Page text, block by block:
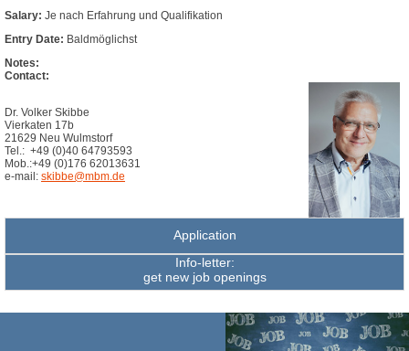
Salary: Je nach Erfahrung und Qualifikation
Entry Date: Baldmöglichst
Notes:
Contact:
Dr. Volker Skibbe
Vierkaten 17b
21629 Neu Wulmstorf
Tel.: +49 (0)40 64793593
Mob.:+49 (0)176 62013631
e-mail: skibbe@mbm.de
Application
Info-letter:
get new job openings